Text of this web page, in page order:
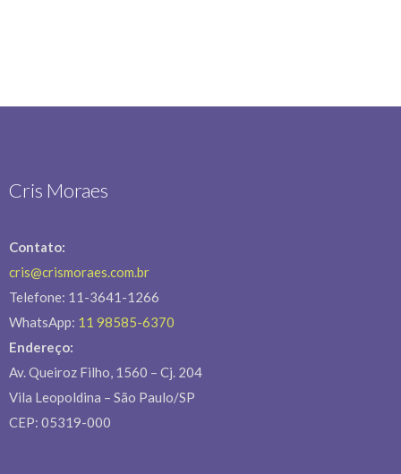
Cris Moraes
Contato:
cris@crismoraes.com.br
Telefone: 11-3641-1266
WhatsApp: 11 98585-6370
Endereço:
Av. Queiroz Filho, 1560 – Cj. 204
Vila Leopoldina – São Paulo/SP
CEP: 05319-000